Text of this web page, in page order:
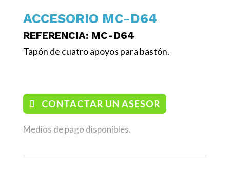
ACCESORIO MC-D64
REFERENCIA: MC-D64
Tapón de cuatro apoyos para bastón.
CONTACTAR UN ASESOR
Medios de pago disponibles.